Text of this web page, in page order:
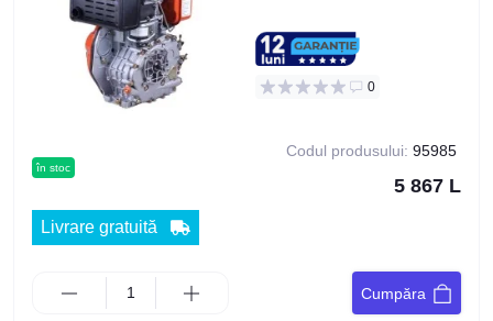
în stoc
0
Codul produsului: 95985
5 867 L
Livrare gratuită
Cumpăra